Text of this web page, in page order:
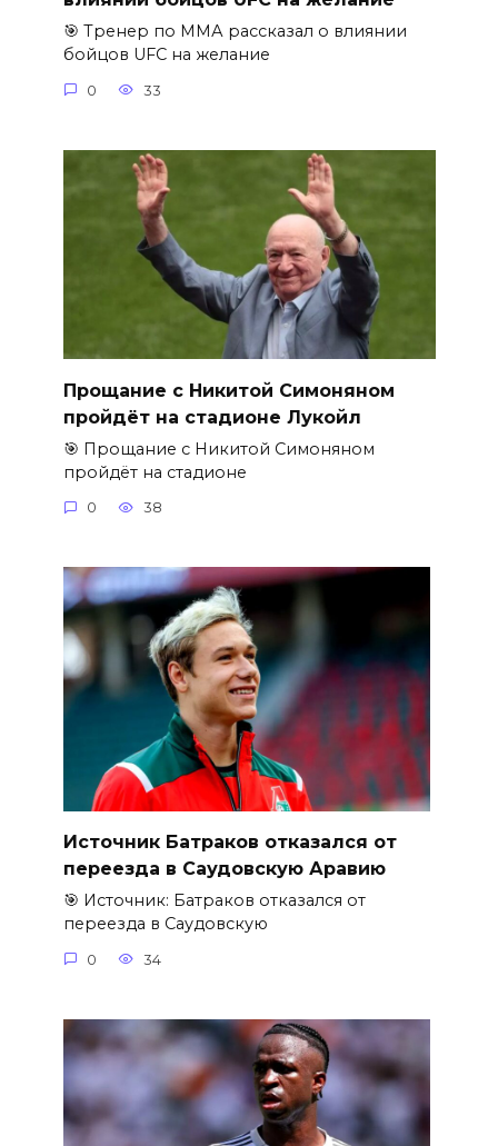
🎯 Тренер по ММА рассказал о влиянии
бойцов UFC на желание
0 33
Прощание с Никитой Симоняном
пройдёт на стадионе Лукойл
🎯 Прощание с Никитой Симоняном
пройдёт на стадионе
0 38
Источник Батраков отказался от
переезда в Саудовскую Аравию
🎯 Источник: Батраков отказался от
переезда в Саудовскую
0 34